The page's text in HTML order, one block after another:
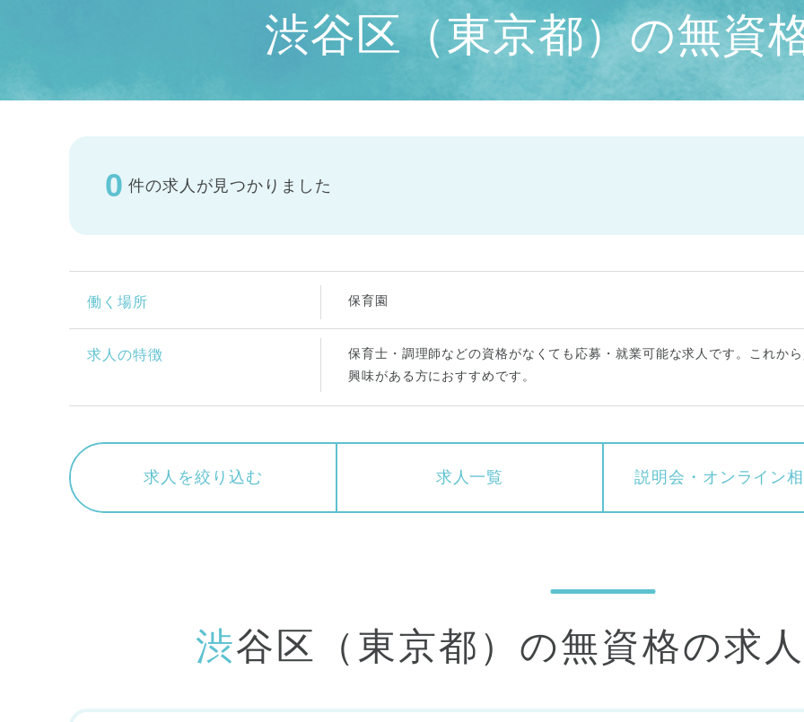
渋谷区（東京都）の無資
0 件の求人が見つかりました
働く場所 保育園
求人の特徴
保育士・調理師などの資格がなくても応募・就業可能な求人です。これか
興味がある方におすすめです。
求人を絞り込む 求人一覧 説明会・ オンライン
渋谷区（東京都）の無資格の求